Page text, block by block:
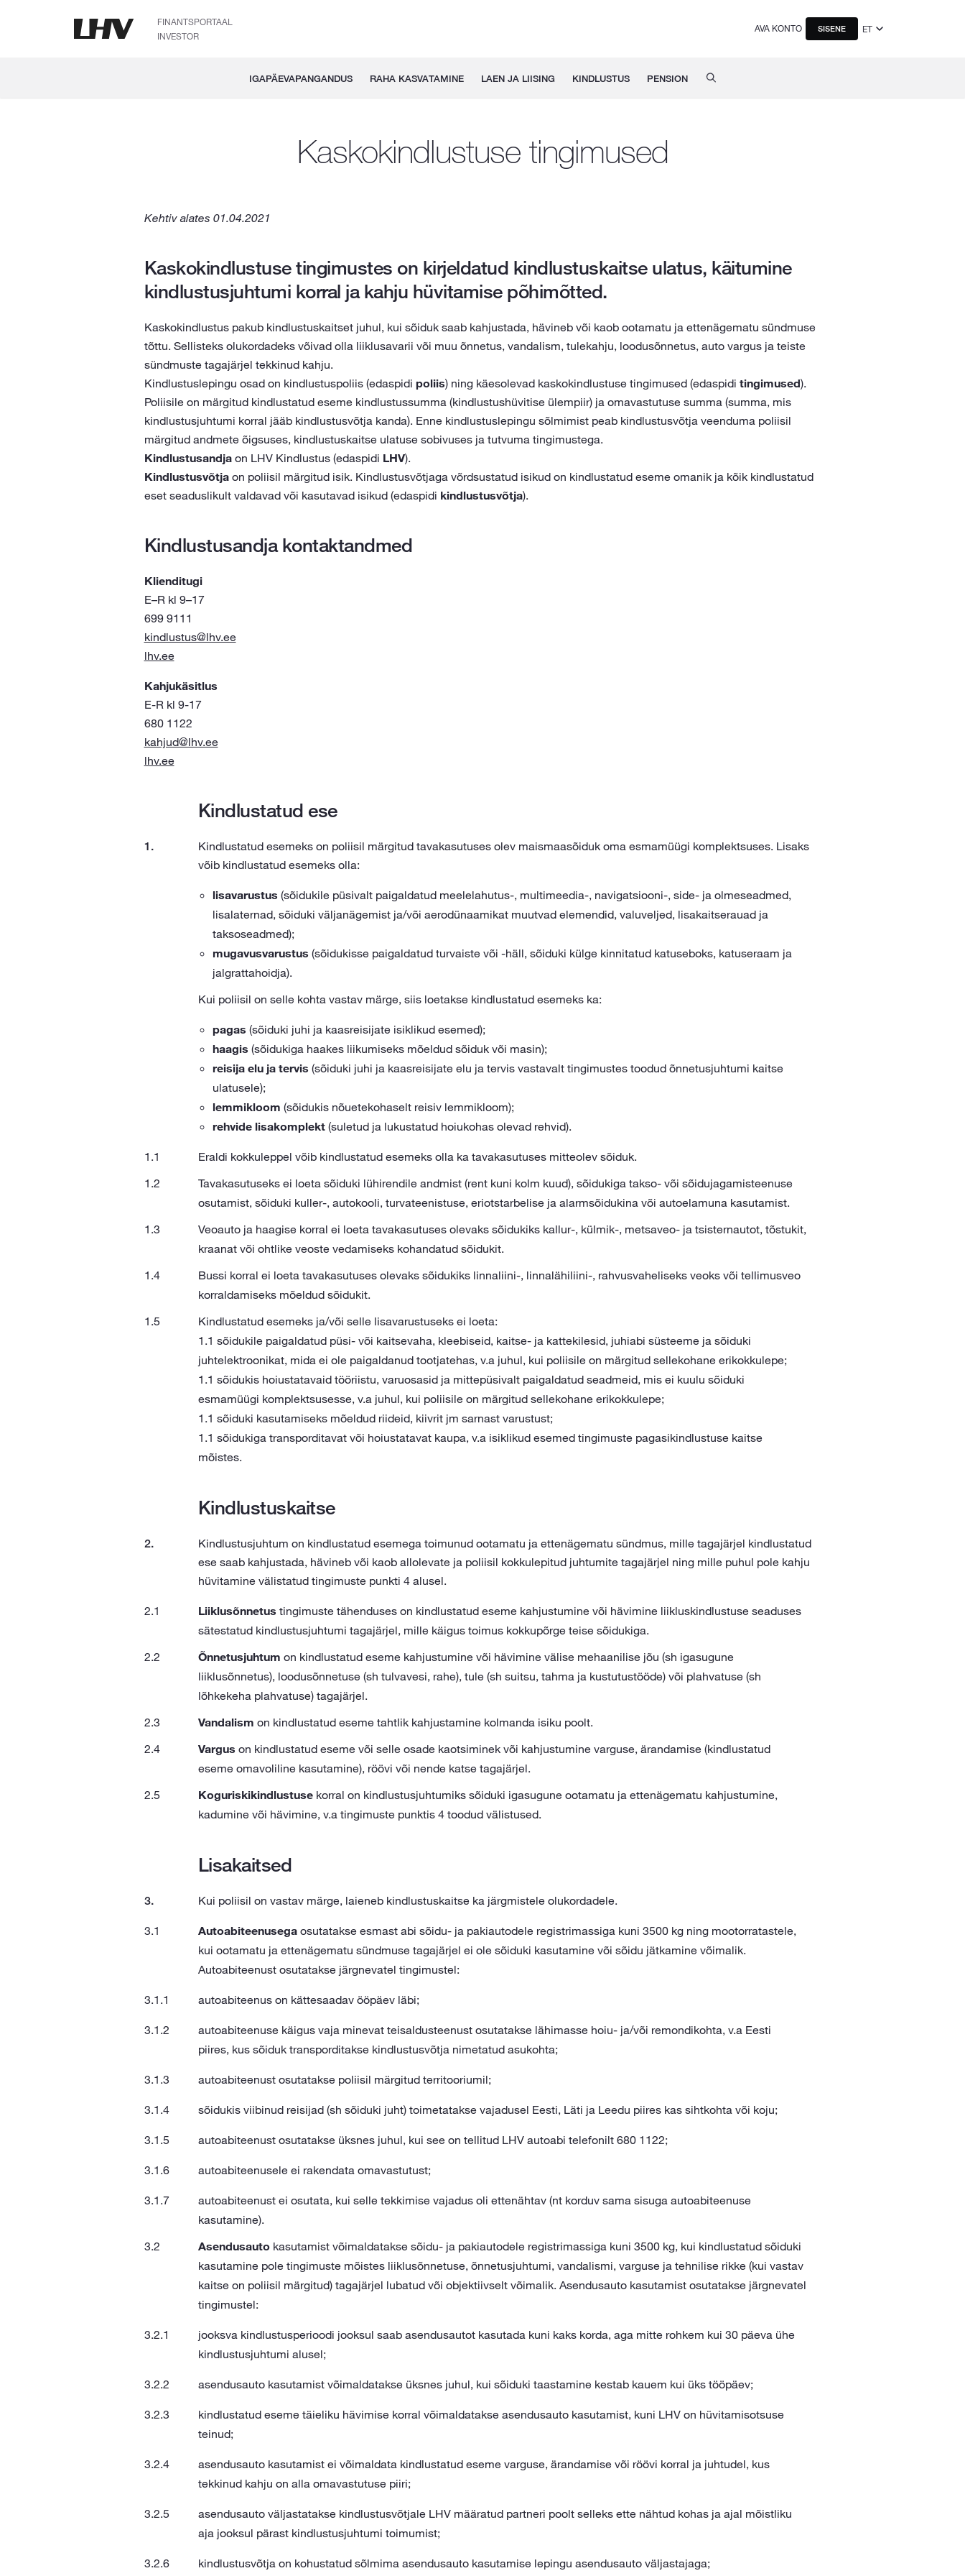
FINANTSPORTAAL
INVESTOR
AVA KONTO SISENE ET
IGAPÄEVAPANGANDUS RAHA KASVATAMINE LAEN JA LIISING KINDLUSTUS PENSION
Kaskokindlustuse tingimused
Kehtiv alates 01.04.2021
Kaskokindlustuse tingimustes on kirjeldatud kindlustuskaitse ulatus, käitumine
kindlustusjuhtumi korral ja kahju hüvitamise põhimõtted.
Kaskokindlustus pakub kindlustuskaitset juhul, kui sõiduk saab kahjustada, hävineb või kaob ootamatu ja ettenägematu sündmuse
tõttu. Sellisteks olukordadeks võivad olla liiklusavarii või muu õnnetus, vandalism, tulekahju, loodusõnnetus, auto vargus ja teiste
sündmuste tagajärjel tekkinud kahju.
Kindlustuslepingu osad on kindlustuspoliis (edaspidi poliis) ning käesolevad kaskokindlustuse tingimused (edaspidi tingimused).
Poliisile on märgitud kindlustatud eseme kindlustussumma (kindlustushüvitise ülempiir) ja omavastutuse summa (summa, mis
kindlustusjuhtumi korral jääb kindlustusvõtja kanda). Enne kindlustuslepingu sõlmimist peab kindlustusvõtja veenduma poliisil
märgitud andmete õigsuses, kindlustuskaitse ulatuse sobivuses ja tutvuma tingimustega.
Kindlustusandjaon LHV Kindlustus (edaspidi LHV).
Kindlustusvõtjaon poliisil märgitud isik. Kindlustusvõtjaga võrdsustatud isikud on kindlustatud eseme omanik ja kõik kindlustatud
eset seaduslikult valdavad või kasutavad isikud (edaspidi kindlustusvõtja).
Kindlustusandja kontaktandmed
Klienditugi
E–R kl 9–17
699 9111
kindlustus@lhv.ee
lhv.ee
Kahjukäsitlus
E-R kl 9-17
680 1122
kahjud@lhv.ee
lhv.ee
Kindlustatud ese
Kindlustatud esemeks on poliisil märgitud tavakasutuses olev maismaasõiduk oma esmamüügi komplektsuses. Lisaks
võib kindlustatud esemeks olla:
lisavarustus (sõidukile püsivalt paigaldatud meelelahutus-, multimeedia-, navigatsiooni-, side- ja olmeseadmed,
lisalaternad, sõiduki väljanägemist ja/või aerodünaamikat muutvad elemendid, valuveljed, lisakaitserauad ja
taksoseadmed);
mugavusvarustus (sõidukisse paigaldatud turvaiste või -häll, sõiduki külge kinnitatud katuseboks, katuseraam ja
jalgrattahoidja).
Kui poliisil on selle kohta vastav märge, siis loetakse kindlustatud esemeks ka:
pagas (sõiduki juhi ja kaasreisijate isiklikud esemed);
haagis (sõidukiga haakes liikumiseks mõeldud sõiduk või masin);
reisija elu ja tervis (sõiduki juhi ja kaasreisijate elu ja tervis vastavalt tingimustes toodud õnnetusjuhtumi kaitse
ulatusele);
lemmikloom (sõidukis nõuetekohaselt reisiv lemmikloom);
rehvide lisakomplekt(suletud ja lukustatud hoiukohas olevad rehvid).
Eraldi kokkuleppel võib kindlustatud esemeks olla ka tavakasutuses mitteolev sõiduk.
Tavakasutuseks ei loeta sõiduki lühirendile andmist (rent kuni kolm kuud), sõidukiga takso- või sõidujagamisteenuse
osutamist, sõiduki kuller-, autokooli, turvateenistuse, eriotstarbelise ja alarmsõidukina või autoelamuna kasutamist.
Veoauto ja haagise korral ei loeta tavakasutuses olevaks sõidukiks kallur-, külmik-, metsaveo- ja tsisternautot, tõstukit,
kraanat või ohtlike veoste vedamiseks kohandatud sõidukit.
Bussi korral ei loeta tavakasutuses olevaks sõidukiks linnaliini-, linnalähiliini-, rahvusvaheliseks veoks või tellimusveo
korraldamiseks mõeldud sõidukit.
Kindlustatud esemeks ja/või selle lisavarustuseks ei loeta:
1.1 sõidukile paigaldatud püsi- või kaitsevaha, kleebiseid, kaitse- ja kattekilesid, juhiabi süsteeme ja sõiduki
juhtelektroonikat, mida ei ole paigaldanud tootjatehas, v.a juhul, kui poliisile on märgitud sellekohane erikokkulepe;
1.1 sõidukis hoiustatavaid tööriistu, varuosasid ja mittepüsivalt paigaldatud seadmeid, mis ei kuulu sõiduki
esmamüügi komplektsusesse, v.a juhul, kui poliisile on märgitud sellekohane erikokkulepe;
1.1 sõiduki kasutamiseks mõeldud riideid, kiivrit jm sarnast varustust;
1.1 sõidukiga transporditavat või hoiustatavat kaupa, v.a isiklikud esemed tingimuste pagasikindlustuse kaitse
mõistes.
Kindlustuskaitse
Kindlustusjuhtum on kindlustatud esemega toimunud ootamatu ja ettenägematu sündmus, mille tagajärjel kindlustatud
ese saab kahjustada, hävineb või kaob allolevate ja poliisil kokkulepitud juhtumite tagajärjel ning mille puhul pole kahju
hüvitamine välistatud tingimuste punkti 4 alusel.
Liiklusõnnetus tingimuste tähenduses on kindlustatud eseme kahjustumine või hävimine liikluskindlustuse seaduses
sätestatud kindlustusjuhtumi tagajärjel, mille käigus toimus kokkupõrge teise sõidukiga.
Õnnetusjuhtum on kindlustatud eseme kahjustumine või hävimine välise mehaanilise jõu (sh igasugune
liiklusõnnetus), loodusõnnetuse (sh tulvavesi, rahe), tule (sh suitsu, tahma ja kustutustööde) või plahvatuse (sh
lõhkekeha plahvatuse) tagajärjel.
Vandalism on kindlustatud eseme tahtlik kahjustamine kolmanda isiku poolt.
Vargus on kindlustatud eseme või selle osade kaotsiminek või kahjustumine varguse, ärandamise (kindlustatud
eseme omavoliline kasutamine), röövi või nende katse tagajärjel.
Koguriskikindlustusekorral on kindlustusjuhtumiks sõiduki igasugune ootamatu ja ettenägematu kahjustumine,
kadumine või hävimine, v.a tingimuste punktis 4 toodud välistused.
Lisakaitsed
Kui poliisil on vastav märge, laieneb kindlustuskaitse ka järgmistele olukordadele.
Autoabiteenusegaosutatakse esmast abi sõidu- ja pakiautodele registrimassiga kuni 3500 kg ning mootorratastele,
kui ootamatu ja ettenägematu sündmuse tagajärjel ei ole sõiduki kasutamine või sõidu jätkamine võimalik.
Autoabiteenust osutatakse järgnevatel tingimustel:
autoabiteenus on kättesaadav ööpäev läbi;
autoabiteenuse käigus vaja minevat teisaldusteenust osutatakse lähimasse hoiu- ja/või remondikohta, v.a Eesti
piires, kus sõiduk transporditakse kindlustusvõtja nimetatud asukohta;
autoabiteenust osutatakse poliisil märgitud territooriumil;
sõidukis viibinud reisijad (sh sõiduki juht) toimetatakse vajadusel Eesti, Läti ja Leedu piires kas sihtkohta või koju;
autoabiteenust osutatakse üksnes juhul, kui see on tellitud LHV autoabi telefonilt 680 1122;
autoabiteenusele ei rakendata omavastutust;
autoabiteenust ei osutata, kui selle tekkimise vajadus oli ettenähtav (nt korduv sama sisuga autoabiteenuse
kasutamine).
Asendusautokasutamist võimaldatakse sõidu- ja pakiautodele registrimassiga kuni 3500 kg, kui kindlustatud sõiduki
kasutamine pole tingimuste mõistes liiklusõnnetuse, õnnetusjuhtumi, vandalismi, varguse ja tehnilise rikke (kui vastav
kaitse on poliisil märgitud) tagajärjel lubatud või objektiivselt võimalik. Asendusauto kasutamist osutatakse järgnevatel
tingimustel:
jooksva kindlustusperioodi jooksul saab asendusautot kasutada kuni kaks korda, aga mitte rohkem kui 30 päeva ühe
kindlustusjuhtumi alusel;
asendusauto kasutamist võimaldatakse üksnes juhul, kui sõiduki taastamine kestab kauem kui üks tööpäev;
kindlustatud eseme täieliku hävimise korral võimaldatakse asendusauto kasutamist, kuni LHV on hüvitamisotsuse
teinud;
asendusauto kasutamist ei võimaldata kindlustatud eseme varguse, ärandamise või röövi korral ja juhtudel, kus
tekkinud kahju on alla omavastutuse piiri;
asendusauto väljastatakse kindlustusvõtjale LHV määratud partneri poolt selleks ette nähtud kohas ja ajal mõistliku
aja jooksul pärast kindlustusjuhtumi toimumist;
kindlustusvõtja on kohustatud sõlmima asendusauto kasutamise lepingu asendusauto väljastajaga;